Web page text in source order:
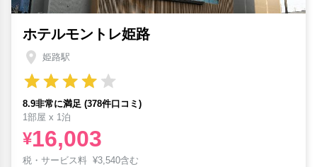
ホテルモントレ姫路
姫路駅
8.9非常に満足 (378件口コミ)
1部屋 x 1泊
¥16,003
税・サービス料 ¥3,540含む